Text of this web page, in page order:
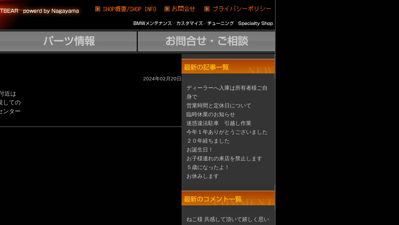
近は
しての
ンター
2024年02月20日
ディーラーへ入庫は所有者様ご自
身で
営業時間と定休日について
臨時休業のお知らせ
迷惑違法駐車 引越し作業
今年１年ありがとうございました
２０年経ちました
お誕生日！
お子様連れの来店を禁止します
５歳になったよ！
お休みします
ねこ様 共感して頂いて嬉しく思い